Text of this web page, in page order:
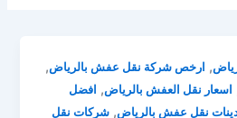
, ارخص شركة نقل عفش بالرياض,
اسعار نقل العفش بالرياض, افضل
نقل عفش بالرياض,شركات نقل